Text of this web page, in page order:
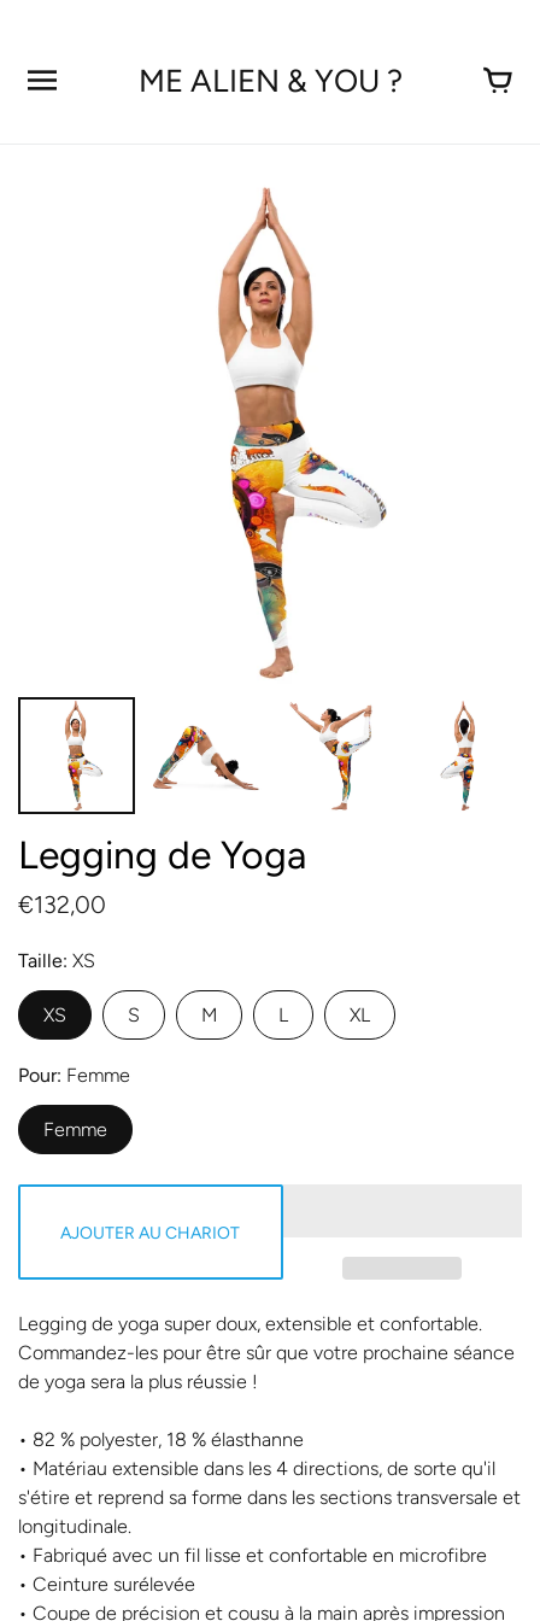
ME ALIEN & YOU ?
Legging de Yoga
€132,00
Taille XS
XS S M L XL
Pour Femme
Femme
AJOUTER AU CHARIOT
Legging de yoga super doux, extensible et confortable.
Commandez-les pour être sûr que votre prochaine séance
de yoga sera la plus réussie !
• 82 % polyester, 18 % élasthanne
• Matériau extensible dans les 4 directions, de sorte qu'il
s'étire et reprend sa forme dans les sections transversale et
longitudinale.
• Fabriqué avec un fil lisse et confortable en microfibre
• Ceinture surélevée
• Coupe de précision et cousu à la main après impression